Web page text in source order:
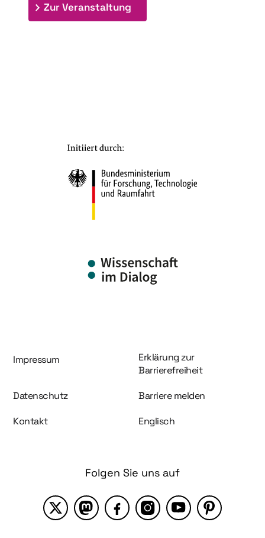
Zur Veranstaltung
Information und Service
Impressum
Erklärung zur
Barrierefreiheit
Datenschutz Barriere melden
Kontakt Englisch
Folgen Sie uns auf